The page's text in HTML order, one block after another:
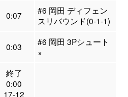
0:07
#6 岡田 ディフェン
スリバウンド(0-1-1)
0:03
#6 岡田 3Pシュート
×
終了
0:00
17-12